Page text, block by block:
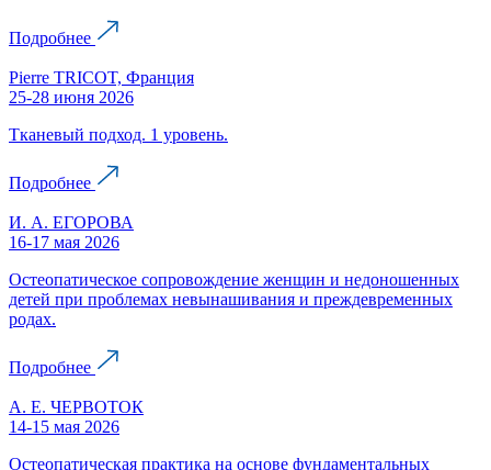
Подробнее
Pierre TRICOT, Франция
25-28 июня 2026
Тканевый подход. 1 уровень.
Подробнее
И. А. ЕГОРОВА
16-17 мая 2026
Остеопатическое сопровождение женщин и недоношенных
детей при проблемах невынашивания и преждевременных
родах.
Подробнее
А. Е. ЧЕРВОТОК
14-15 мая 2026
Остеопатическая практика на основе фундаментальных